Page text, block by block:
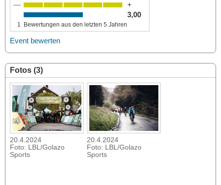
—
+
3,00
1 Bewertungen aus den letzten 5 Jahren
Event bewerten
Fotos (3)
20.4.2024
Foto: LBL/Golazo
Sports
20.4.2024
Foto: LBL/Golazo
Sports